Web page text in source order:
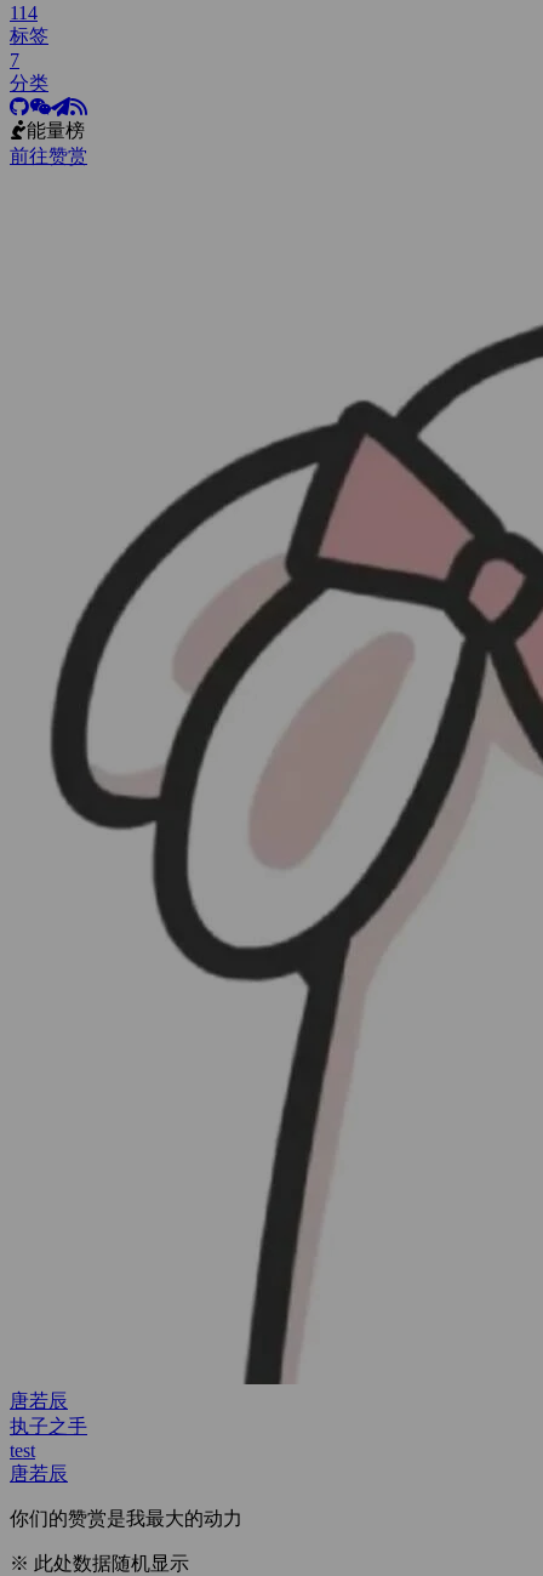
114
标签
7
分类
能量榜
前往赞赏
唐若辰
执子之手
test
唐若辰
你们的赞赏是我最大的动力
※ 此处数据随机显示